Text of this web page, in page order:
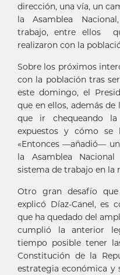
dirección, una vía, un
la Asamblea
trabajo, entre ellos
realizaron con la
Sobre los próximos
con la población tras
este domingo, el
que en ellos, además
que ir chequeando
expuestos y cómo se
«Entonces —añadió—
la Asamblea
sistema de trabajo en la
Otro gran desafío
explicó Díaz-Canel, es
que ha quedado del
cumplió la anterior
tiempo posible tener
Constitución de la
estrategia económica y